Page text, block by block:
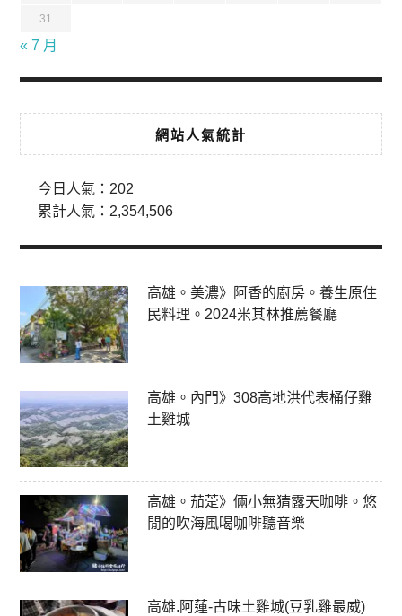
31
« 7 月
網站人氣統計
今日人氣： 202
累計人氣： 2,354,506
高雄。美濃》阿香的廚房。養生原住
民料理。2024米其林推薦餐廳
高雄。內門》308高地洪代表桶仔雞
土雞城
高雄。茄萣》倆小無猜露天咖啡。悠
閒的吹海風喝咖啡聽音樂
高雄.阿蓮-古味土雞城(豆乳雞最威)